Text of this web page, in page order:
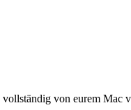
von eurem Mac